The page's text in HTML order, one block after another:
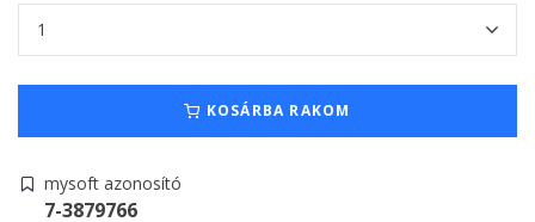
KOSÁRBA RAKOM
mysoft azonosító
7-3879766